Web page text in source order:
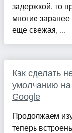
задержкой, то
многие
еще свежая, ...
Как сделать
умолчанию на
Google
Продолжаем
теперь